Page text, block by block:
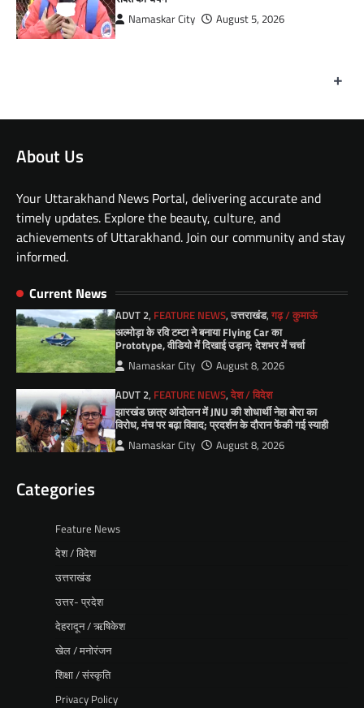
Namaskar City August 5, 2026
+
About Us
Your Uttarakhand News Portal, delivering accurate and
timely updates. Explore the beauty, culture, and
achievements of Uttarakhand. Join our community and stay
informed.
Current News
ADVT 2, FEATURE NEWS,उत्तराखंड,गढ़ / कुमाऊं
अल्मोड़ा के रवि टम्टा ने बनाया Flying Car का
Prototype, वीडियो में दिखाई उड़ान; देशभर में चर्चा
Namaskar City
August 8, 2026
ADVT 2, FEATURE NEWS,देश / विदेश
झारखंड छात्र आंदोलन में JNU की शोधार्थी नेहा बोरा का
विरोध, मंच पर बढ़ा विवाद; प्रदर्शन के दौरान फेंकी गई स्याही
Namaskar City August 8, 2026
Categories
Feature News
देश / विदेश
उत्तराखंड
उत्तर- प्रदेश
देहरादून / ऋषिकेश
खेल / मनोरंजन
शिक्षा / संस्कृति
Privacy Policy